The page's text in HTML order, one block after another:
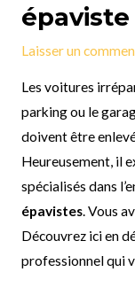
épaviste
Laisser un
Les voitures
parking ou le
doivent être
Heureusement, il
spécialisés dans
épavistes. Vous
Découvrez ici en
professionnel qui